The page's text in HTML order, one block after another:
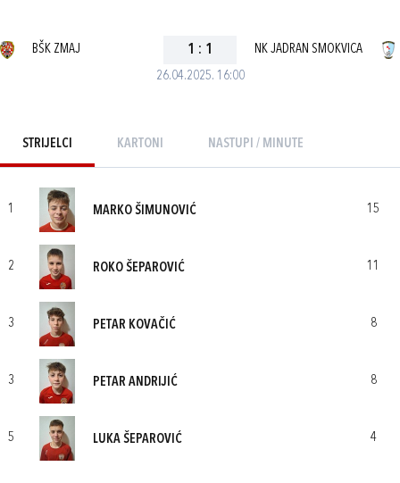
26.04.2025. 16:00
BŠK ZMAJ 1 : 1 NK JADRAN SMOKVICA
STRIJELCI KARTONI NASTUPI / MINUTE
1 MARKO ŠIMUNOVIĆ 15
2 ROKO ŠEPAROVIĆ 11
3 PETAR KOVAČIĆ 8
3 PETAR ANDRIJIĆ 8
5 LUKA ŠEPAROVIĆ 4